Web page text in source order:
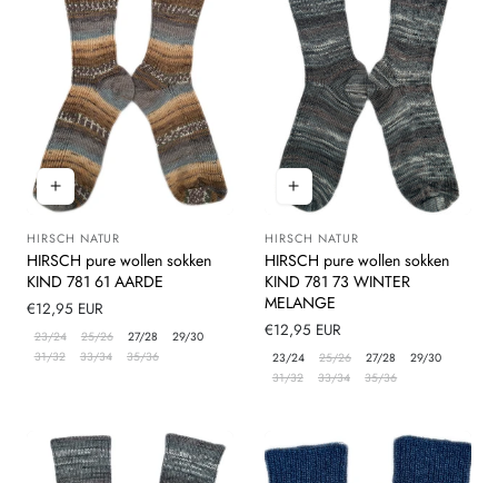
Leverancier:
HIRSCH NATUR
HIRSCH pure wollen sokken
KIND 781 61 AARDE
Normale
prijs
€12,95 EUR
23/24 25/26 27/28
29/30
31/32
33/34 35/36
Leverancier:
HIRSCH NATUR
HIRSCH pure wollen sokken
KIND 781 73 WINTER
MELANGE
Normale
prijs
€12,95 EUR
23/24 25/26 27/28
29/30
31/32
33/34 35/36